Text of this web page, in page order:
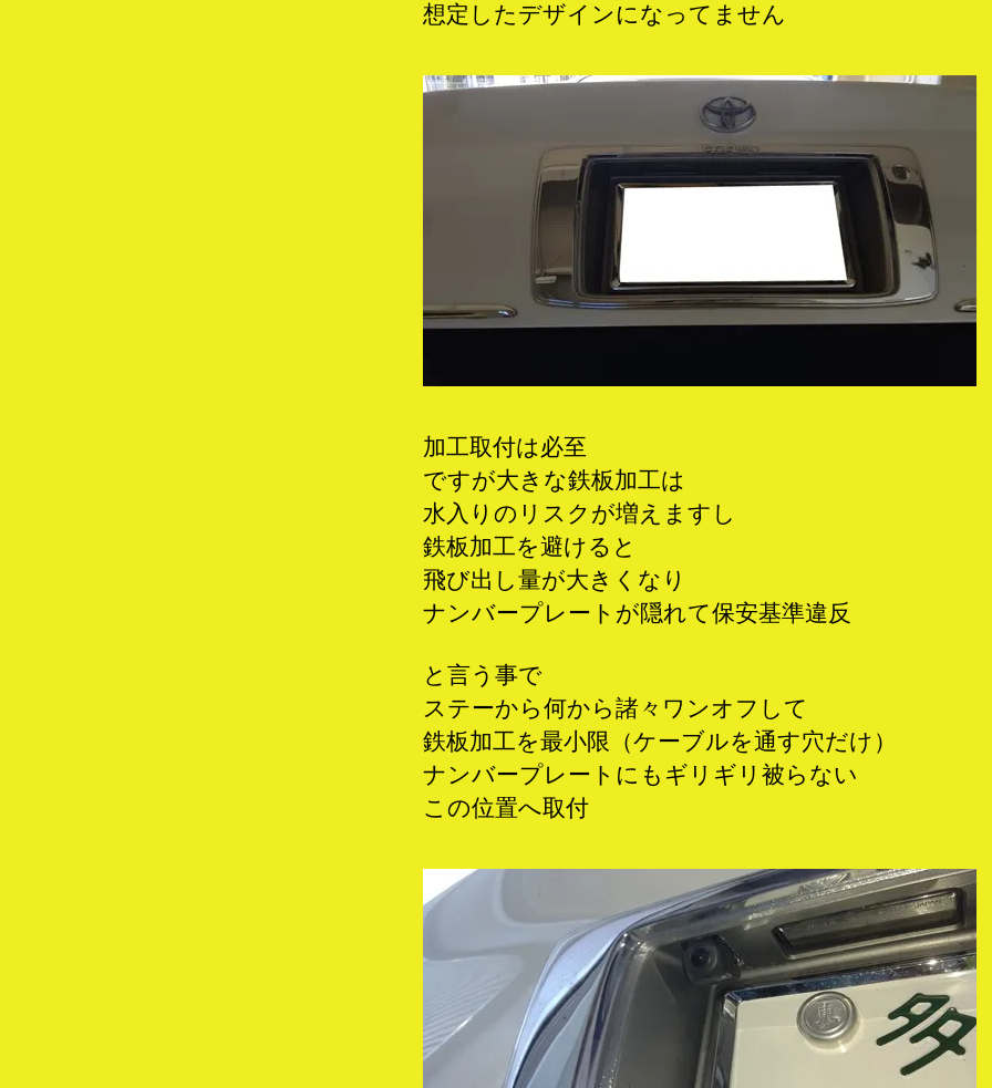
想定したデザインになってません
加工取付は必至
ですが大きな鉄板加工は
水入りのリスクが増えますし
鉄板加工を避けると
飛び出し量が大きくなり
ナンバープレートが隠れて保安基準違反
と言う事で
ステーから何から諸々ワンオフして
鉄板加工を最小限（ケーブルを通す穴だけ）
ナンバープレートにもギリギリ被らない
この位置へ取付